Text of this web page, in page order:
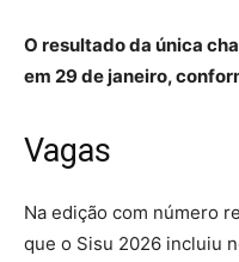
O resultado da única
em 29 de janeiro,
Vagas
Na edição com número
que o Sisu 2026 incluiu